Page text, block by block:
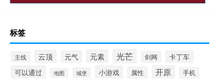
标签
主线 云顶 元气 元素 光芒 剑网 卡丁车
可以通过 地图 城堡 小游戏 属性 开原 手机